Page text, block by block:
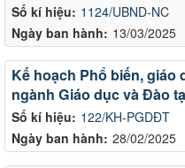
Số kí hiệu: 1124/UBND-NC
Ngày ban hành: 13/03/2025
Số kí hiệu: 122/KH-PGDĐT
Ngày ban hành: 28/02/2025
Kế hoạch Phổ biến, giáo
ngành Giáo dục và Đào